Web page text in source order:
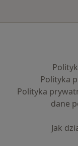
Polityka
Polityka
dane
Jak